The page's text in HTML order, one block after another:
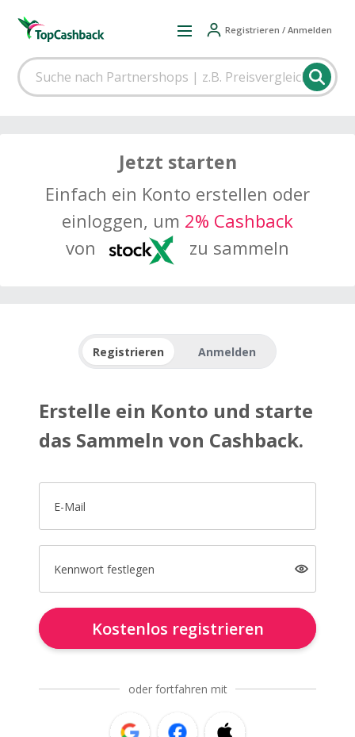
Registrieren / Anmelden
Jetzt starten
Einfach ein Konto erstellen oder
einloggen, um 2% Cashback
von
zu sammeln
Registrieren Anmelden
Erstelle ein Konto und starte
das Sammeln von Cashback.
E-Mail
Kennwort festlegen
Kostenlos registrieren
oder fortfahren mit